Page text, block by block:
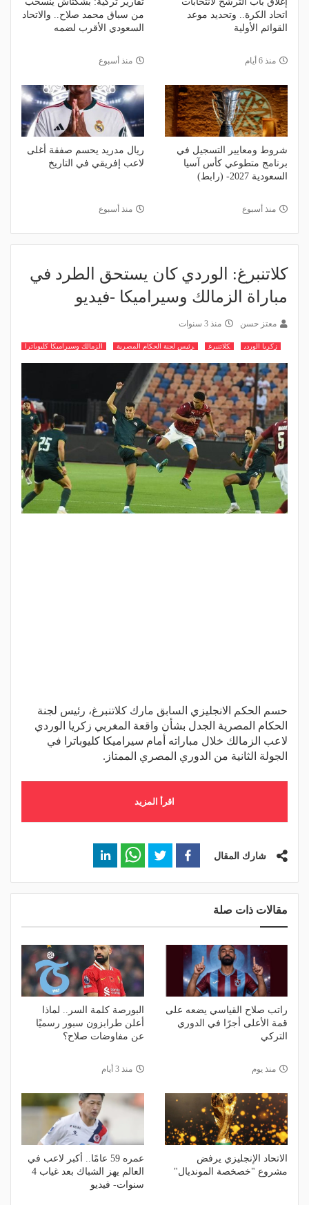
اتحاد الكرة.. وتحديد موعد
القوائم الأولية
منذ 6 أيام
من سباق محمد صلاح.. والاتحاد
السعودي الأقرب لضمه
منذ أسبوع
شروط ومعايير التسجيل في
برنامج متطوعي كأس آسيا
السعودية 2027- (رابط)
منذ أسبوع
ريال مدريد يحسم صفقة أغلى
لاعب إفريقي في التاريخ
منذ أسبوع
كلاتنبرغ: الوردي كان يستحق الطرد في
مباراة الزمالك وسيراميكا -فيديو
معتز حسن منذ 3 سنوات
زكريا الوردي كلاتنبرغ رئيس لجنة الحكام المصرية الزمالك وسيراميكا كليوباترا
حسم الحكم الانجليزي السابق مارك كلاتنبرغ، رئيس لجنة
الحكام المصرية الجدل بشأن واقعة المغربي زكريا الوردي
لاعب الزمالك خلال مباراته أمام سيراميكا كليوباترا في
الجولة الثانية من الدوري المصري الممتاز.
اقرأ المزيد
شارك المقال
مقالات ذات صلة
راتب صلاح القياسي يضعه على
قمة الأعلى أجرًا في الدوري
التركي
منذ يوم
البورصة كلمة السر.. لماذا
أعلن طرابزون سبور رسميًا
عن مفاوضات صلاح؟
منذ 3 أيام
الاتحاد الإنجليزي يرفض
مشروع "خصخصة المونديال"
عمره 59 عامًا.. أكبر لاعب في
العالم يهز الشباك بعد غياب 4
سنوات- فيديو